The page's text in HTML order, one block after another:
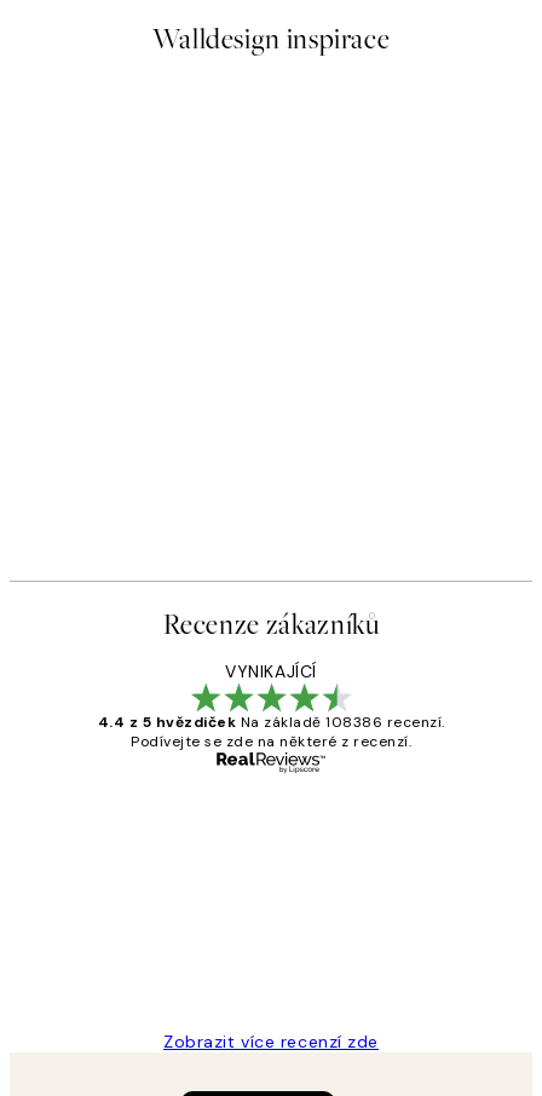
Walldesign inspirace
Recenze zákazníků
VYNIKAJÍCÍ
4.4 z 5 hvězdiček Na základě 108386 recenzí.
Podívejte se zde na některé z recenzí.
Zobrazit více recenzí zde